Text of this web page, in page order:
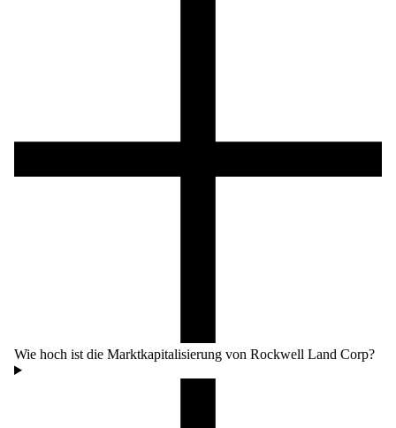
Wie hoch ist die Marktkapitalisierung von Rockwell Land Corp?